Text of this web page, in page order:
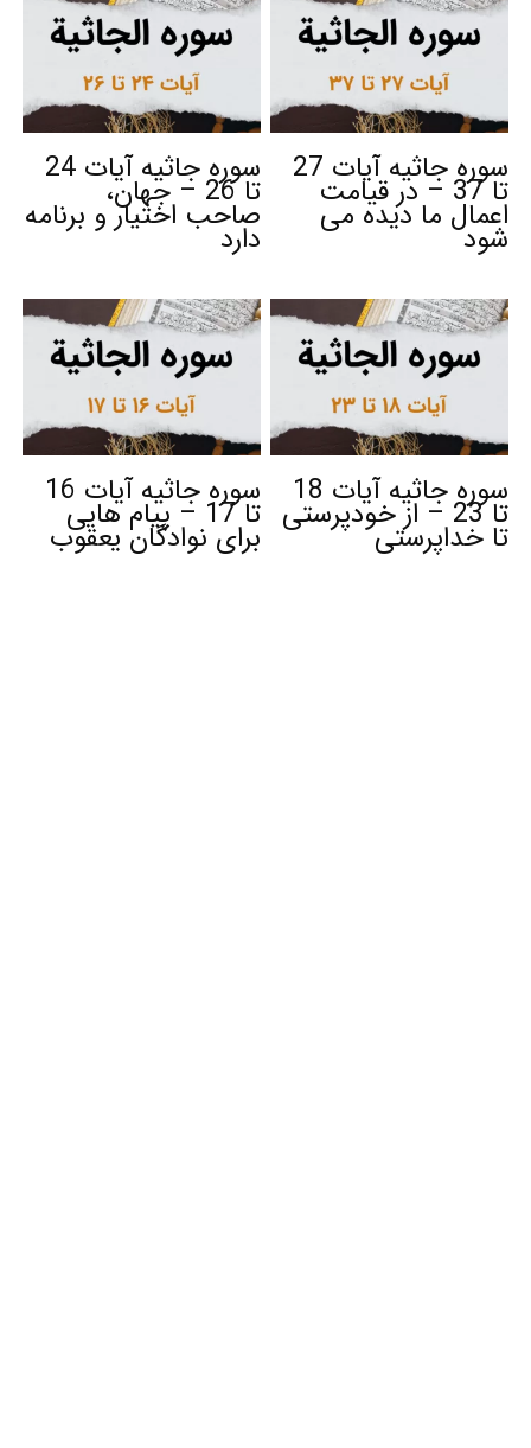
سوره جاثیه آیات 27
تا 37 – در قیامت
اعمال ما دیده می
شود
سوره جاثیه آیات 24
تا 26 – جهان،
صاحب اختیار و برنامه
دارد
سوره جاثیه آیات 18
تا 23 – از خودپرستی
تا خداپرستی
سوره جاثیه آیات 16
تا 17 – پیام هایی
برای نوادگان یعقوب